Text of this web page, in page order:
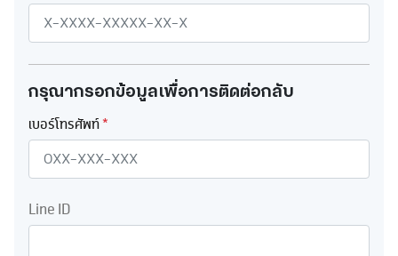
กรุณากรอกข้อมูลเพื่อการติดต่อกลับ
เบอร์โทรศัพท์*
Line ID